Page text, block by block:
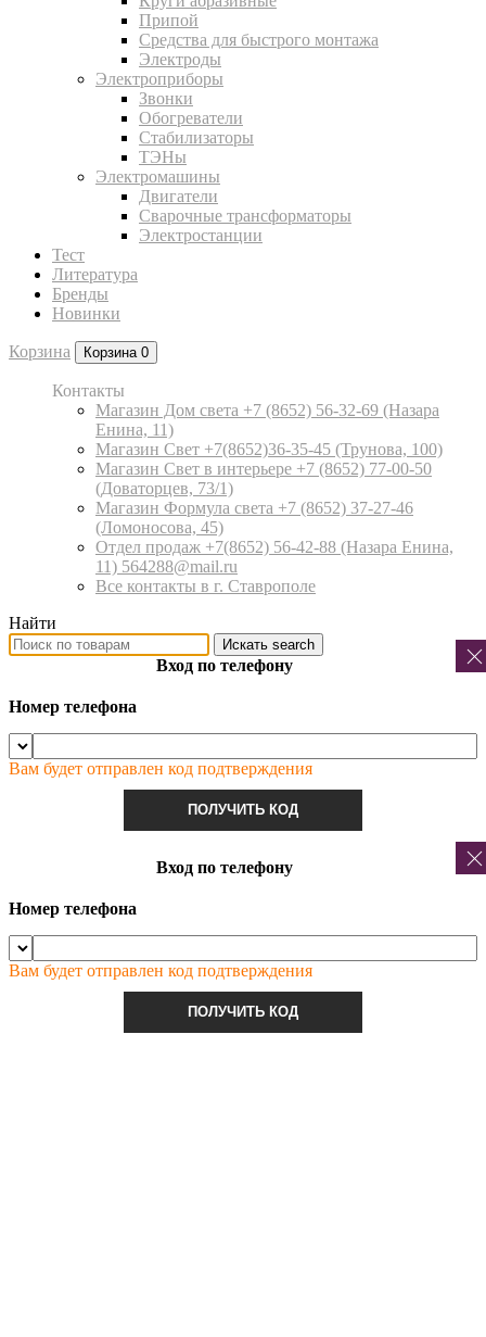
Припой
Средства для быстрого монтажа
Электроды
Электроприборы
Звонки
Обогреватели
Стабилизаторы
ТЭНы
Электромашины
Двигатели
Сварочные трансформаторы
Электростанции
Тест
Литература
Бренды
Новинки
Корзина Корзина 0
Контакты
Магазин Дом света +7 (8652) 56-32-69 (Назара
Енина, 11)
Магазин Свет +7(8652)36-35-45 (Трунова, 100)
Магазин Свет в интерьере +7 (8652) 77-00-50
(Доваторцев, 73/1)
Магазин Формула света +7 (8652) 37-27-46
(Ломоносова, 45)
Отдел продаж +7(8652) 56-42-88 (Назара Енина,
11) 564288@mail.ru
Все контакты в г. Ставрополе
Найти
Искать search
Вход по телефону
Номер телефона
Вам будет отправлен код подтверждения
ПОЛУЧИТЬ КОД
Вход по телефону
Номер телефона
Вам будет отправлен код подтверждения
ПОЛУЧИТЬ КОД